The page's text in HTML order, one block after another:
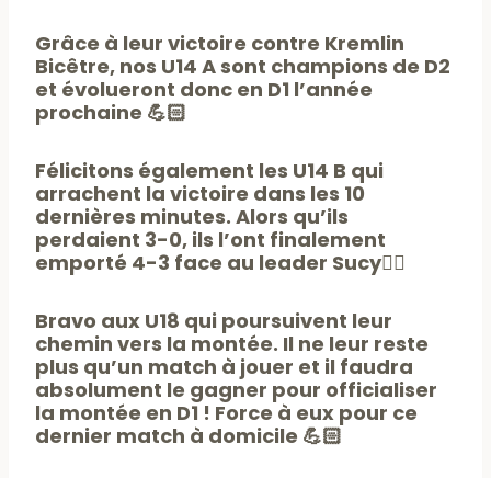
Grâce à leur victoire contre Kremlin
Bicêtre, nos U14 A sont champions de D2
et évolueront donc en D1 l’année
prochaine 💪🏻
Félicitons également les U14 B qui
arrachent la victoire dans les 10
dernières minutes. Alors qu’ils
perdaient 3-0, ils l’ont finalement
emporté 4-3 face au leader Sucy👌🏻
Bravo aux U18 qui poursuivent leur
chemin vers la montée. Il ne leur reste
plus qu’un match à jouer et il faudra
absolument le gagner pour officialiser
la montée en D1 ! Force à eux pour ce
dernier match à domicile 💪🏻